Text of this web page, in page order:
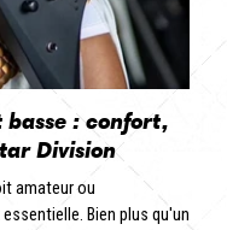
basse : confort,
Division
amateur ou
Bien plus qu'un